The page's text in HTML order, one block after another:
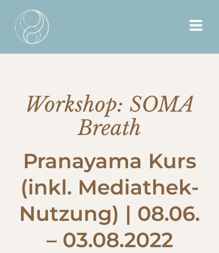
Inhalt
springen
Workshop: SOMA
Breath
Pranayama Kurs
(inkl. Mediathek-
Nutzung) | 08.06.
– 03.08.2022